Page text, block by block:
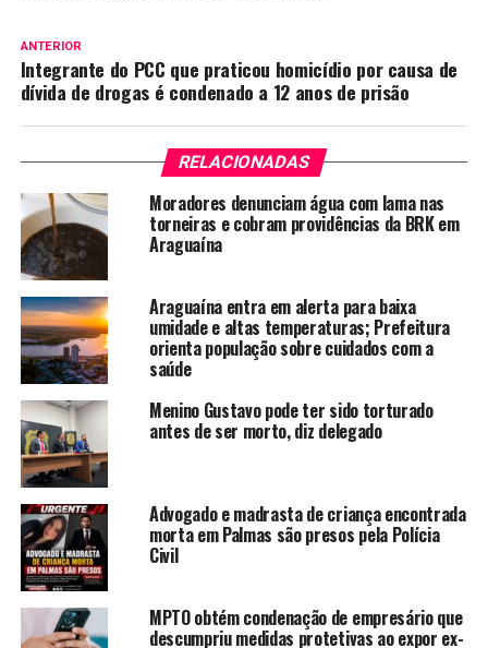
ANTERIOR
Integrante do PCC que praticou homicídio por causa de
dívida de drogas é condenado a 12 anos de prisão
RELACIONADAS
Moradores denunciam água com lama nas
torneiras e cobram providências da BRK em
Araguaína
Araguaína entra em alerta para baixa
umidade e altas temperaturas; Prefeitura
orienta população sobre cuidados com a
saúde
Menino Gustavo pode ter sido torturado
antes de ser morto, diz delegado
Advogado e madrasta de criança encontrada
morta em Palmas são presos pela Polícia
Civil
MPTO obtém condenação de empresário que
descumpriu medidas protetivas ao expor ex-